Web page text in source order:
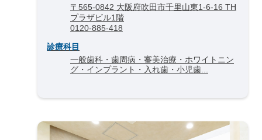
〒565-0842 大阪府吹田市千里山東1-6-16 TH
プラザビル1階
0120-885-418
診療科目
一般歯科・歯周病・審美治療・ホワイトニン
グ・インプラント・入れ歯・小児歯...